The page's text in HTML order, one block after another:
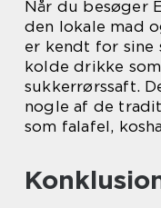
Når du besøger
den lokale mad
er kendt for
kolde drikke
sukkerrørssaft.
nogle af de
som falafel,